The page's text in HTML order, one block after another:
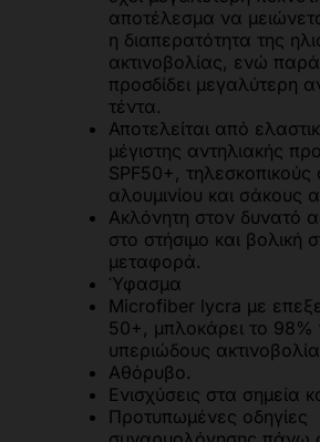
αποτέλεσμα να
η διαπερατότητα της
ακτινοβολίας, ενώ
προσδίδει μεγαλύτερη
τέντα.
Αποτελείται από
μέγιστης αντηλιακής
SPF50+,
αλουμινίου και σάκους
Ακλόνητη στον δυνατό
στο στήσιμο και βολική
μεταφορά.
Ύφασμα
Microfiber lycra με
50+, μπλοκάρει το 98%
υπεριώδους
Αθόρυβο.
Ενισχύσεις στα σημεία
Προτυπωμένες οδηγίες